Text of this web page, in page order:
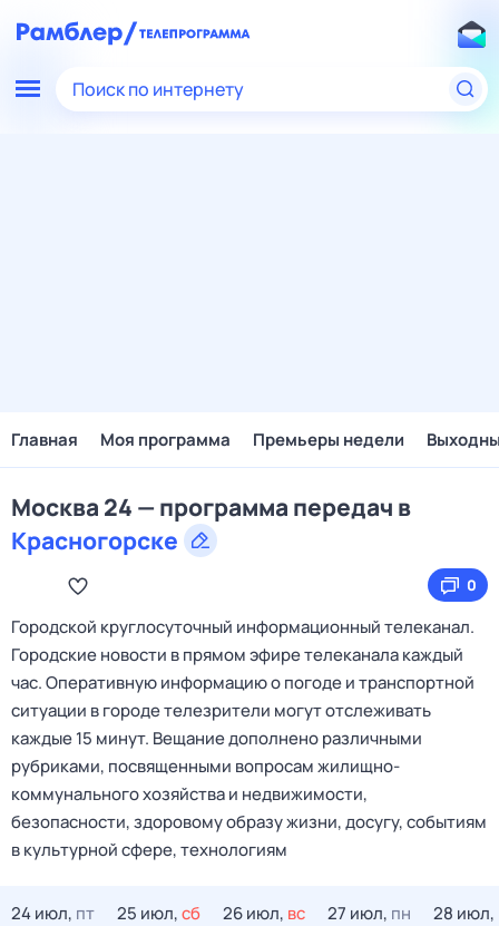
Поиск по интернету
Главная Моя программа Премьеры недели
Москва 24 — программа передач в
Красногорске
0
Городской круглосуточный информационный телеканал.
Городские новости в прямом эфире телеканала каждый
час. Оперативную информацию о погоде и транспортной
ситуации в городе телезрители могут отслеживать
каждые 15 минут. Вещание дополнено различными
рубриками, посвященными вопросам жилищно-
коммунального хозяйства и недвижимости,
безопасности, здоровому образу жизни, досугу, событиям
в культурной сфере, технологиям
24 июл, пт 25 июл,сб 26 июл, вс 27 июл, пн 28 июл,